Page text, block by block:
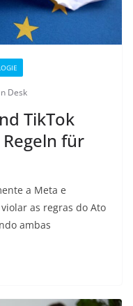
Desk
TikTok
für
a Meta e
as regras do Ato
ambas